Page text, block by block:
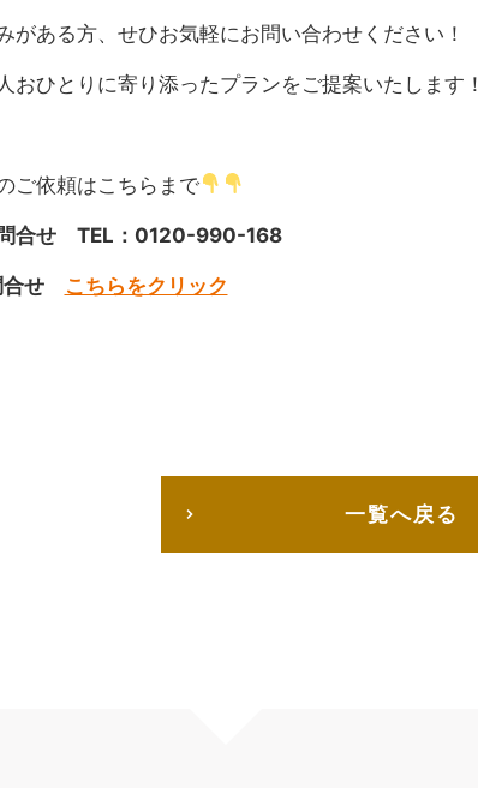
がある方、せひお気軽にお問い合わせください！
おひとりに寄り添ったプランをご提案いたします！
ご依頼はこちらまで
合せ TEL：0120-990-168
合せ こちらをクリック
一覧へ戻る